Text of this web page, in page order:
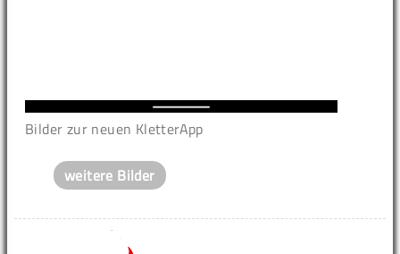
Bilder zur neuen KletterApp
weitere Bilder